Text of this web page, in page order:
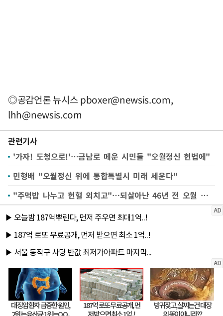
◎공감언론 뉴시스pboxer@newsis.com,
lhh@newsis.com
관련기사
'가자! 도청으로!'…금남로 메운 시민들 "오월정신 헌법에"
민형배 "오월정신 위에 통합특별시 미래 세운다"
"주먹밥 나누고 헌혈 외치고"…되살아난 46년 전 오월 대동정신